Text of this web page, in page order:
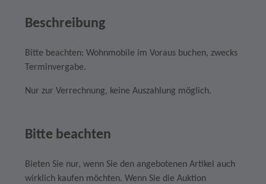
Beschreibung
Bitte beachten: Wohnmobile im Voraus buchen, zwecks
Terminvergabe.
Nur zur Verrechnung, keine Auszahlung möglich.
Bitte beachten
Bieten Sie nur, wenn Sie den angebotenen Artikel auch
wirklich kaufen möchten. Wenn Sie die Auktion